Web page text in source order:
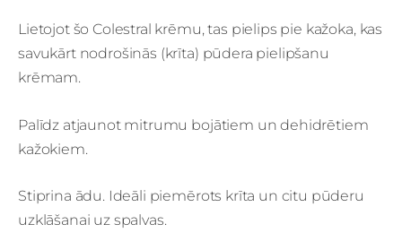
Lietojot šo Colestral krēmu, tas pielips pie kažoka, kas
savukārt nodrošinās (krīta) pūdera pielipšanu
krēmam.
Palīdz atjaunot mitrumu bojātiem un dehidrētiem
kažokiem.
Stiprina ādu. Ideāli piemērots krīta un citu pūderu
uzklāšanai uz spalvas.